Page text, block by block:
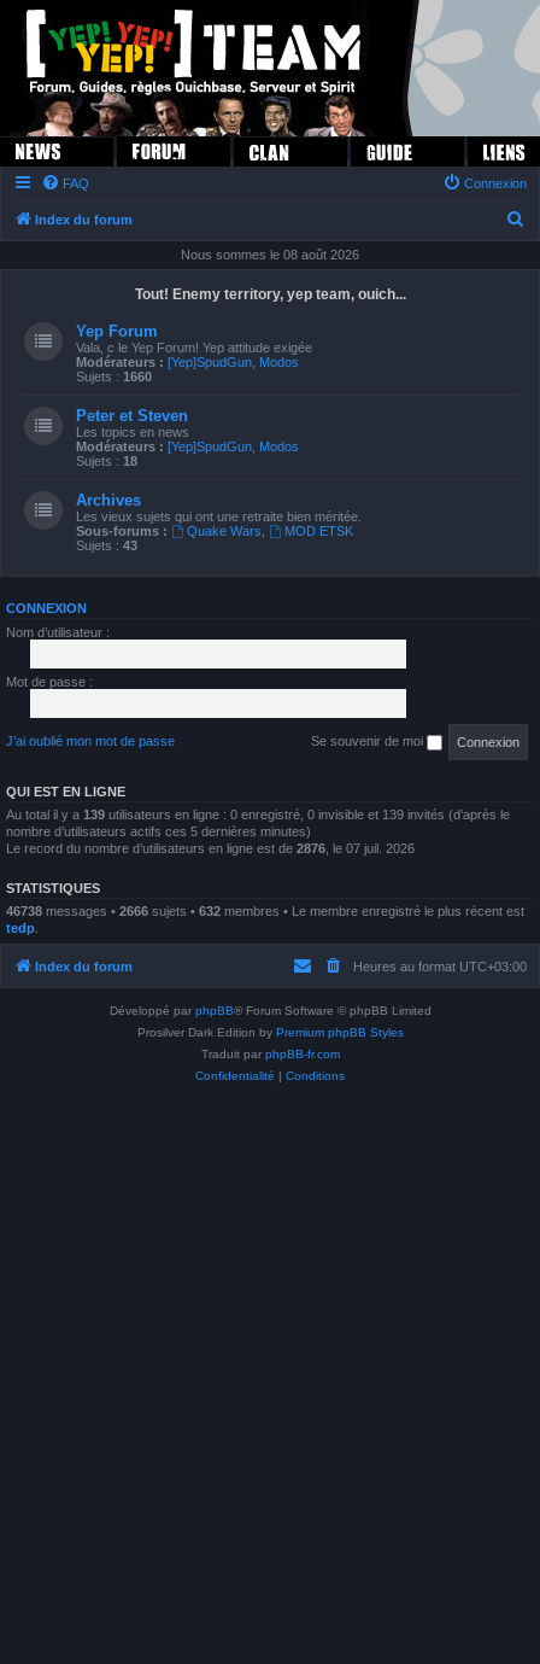
FAQ Connexion
Index du forum
Nous sommes le 08 août 2026
Tout! Enemy territory, yep team, ouich...
Yep Forum
Vala, c le Yep Forum! Yep attitude exigée
Modérateurs : [Yep]SpudGun Modos
Sujets : 1660
Peter et Steven
Les topics en news
Modérateurs : [Yep]SpudGun Modos
Sujets : 18
Archives
Les vieux sujets qui ont une retraite bien méritée.
Sous-forums :
Quake Wars
MOD ETSK
Sujets : 43
CONNEXION
Nom d’utilisateur :
Mot de passe :
J’ai oublié mon mot de passe Se souvenir de moi
QUI EST EN LIGNE
Au total il y a 139 utilisateurs en ligne : 0 enregistré, 0 invisible et 139 invités (d’après le
nombre d’utilisateurs actifs ces 5 dernières minutes)
Le record du nombre d’utilisateurs en ligne est de 2876 , le 07 juil. 2026
STATISTIQUES
46738 messages • 2666 sujets • 632 membres • Le membre enregistré le plus récent est
tedp
Index du forum Heures au format UTC+03:00
Développé par phpBB® Forum Software © phpBB Limited
Prosilver Dark Edition by Premium phpBB Styles
Traduit par phpBB-fr.com
Confidentialité | Conditions